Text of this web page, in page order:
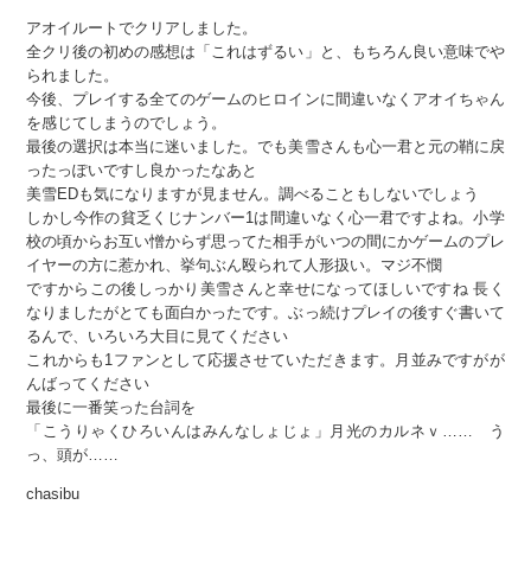
アオイルートでクリアしました。
全クリ後の初めの感想は「これはずるい」と、もちろん良い意味でや
られました。
今後、プレイする全てのゲームのヒロインに間違いなくアオイちゃん
を感じてしまうのでしょう。
最後の選択は本当に迷いました。でも美雪さんも心一君と元の鞘に戻
ったっぽいですし良かったなあと
美雪EDも気になりますが見ません。調べることもしないでしょう
しかし今作の貧乏くじナンバー1は間違いなく心一君ですよね。小学
校の頃からお互い憎からず思ってた相手がいつの間にかゲームのプレ
イヤーの方に惹かれ、挙句ぶん殴られて人形扱い。マジ不憫
ですからこの後しっかり美雪さんと幸せになってほしいですね 長く
なりましたがとても面白かったです。ぶっ続けプレイの後すぐ書いて
るんで、いろいろ大目に見てください
これからも1ファンとして応援させていただきます。月並みですがが
んばってください
最後に一番笑った台詞を
「こうりゃくひろいんはみんなしょじょ」月光のカルネｖ…… う
っ、頭が……
chasibu